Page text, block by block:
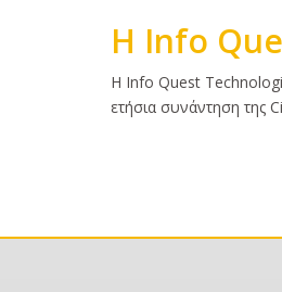
Η Info
Κυρίως
κείμενο
Η Info Quest
ετήσια συνάντηση της